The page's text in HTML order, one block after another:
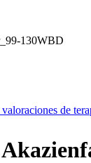
valoraciones de